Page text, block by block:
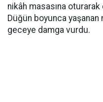
nikâh masasına oturarak
Düğün boyunca
geceye damga vurdu.